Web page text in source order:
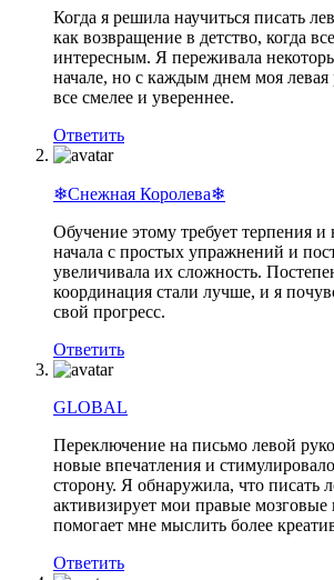
Когда я решила научиться писать
как возвращение в детство, когда
интересным. Я переживала
начале, но с каждым днем моя левая
все смелее и увереннее.
Ответить
❄Снежная Королева❄
Обучение этому требует терпения
начала с простых упражнений и
увеличивала их сложность.
координация стали лучше, и я
свой прогресс.
Ответить
GLOBAL
Переключение на письмо левой
новые впечатления и
сторону. Я обнаружила, что писать
активизирует мои правые
помогает мне мыслить более
Ответить